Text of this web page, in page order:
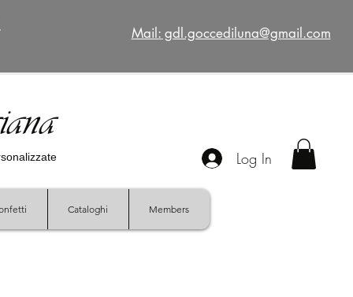
Mail: gdl.goccediluna@gmail.com
Cataloghi Members
Log In